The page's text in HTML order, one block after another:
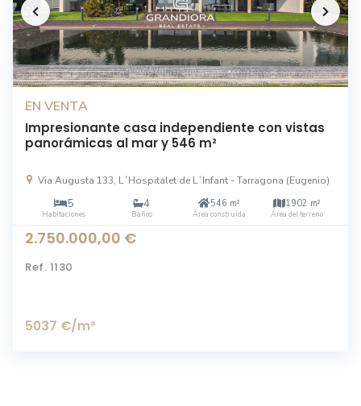
EN VENTA
Impresionante casa independiente con vistas
panorámicas al mar y 546 m²
Via Augusta 133, L´Hospitalet de L´Infant - Tarragona (Eugenio)
5
Habitaciones
4
Baños
546 m²
Área construida
1902 m²
Área del terreno
2.750.000,00 €
Ref. 1130
5037 €/m²